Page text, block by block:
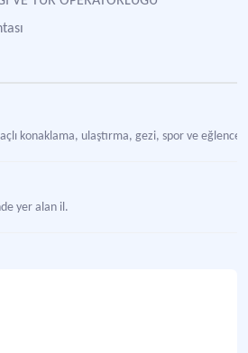
konaklama, ulaştırma, gezi, spor ve
yer alan il.